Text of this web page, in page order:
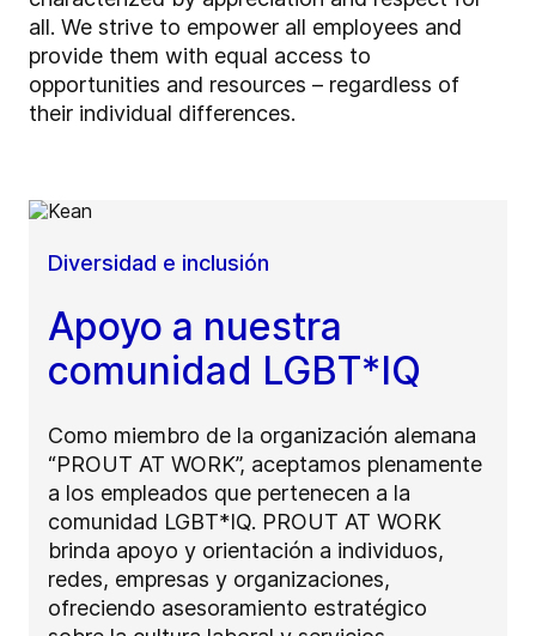
all. We strive to empower all employees and
provide them with equal access to
opportunities and resources – regardless of
their individual differences.
Diversidad e inclusión
Apoyo a nuestra
comunidad LGBT*IQ
Como miembro de la organización alemana
“PROUT AT WORK”, aceptamos plenamente
a los empleados que pertenecen a la
comunidad LGBT*IQ. PROUT AT WORK
brinda apoyo y orientación a individuos,
redes, empresas y organizaciones,
ofreciendo asesoramiento estratégico